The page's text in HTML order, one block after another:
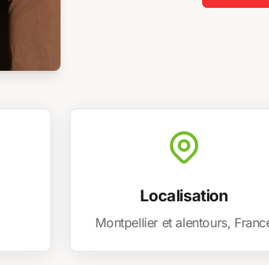
Localisation
Montpellier et alentours,